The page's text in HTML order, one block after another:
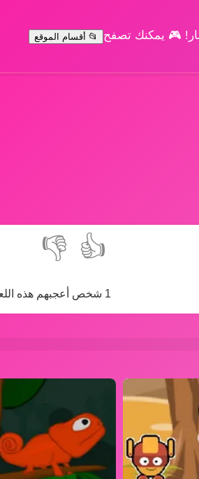
🎮 يمكنك تصفح 📂 أقسام الموقع
👍
👎
1 شخص أعجبهم هذه اللعبة، انضم إليهم!